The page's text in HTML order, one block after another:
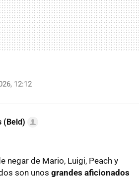
12:12
(Beld)
negar de Mario, Luigi, Peach y
son unos grandes aficionados